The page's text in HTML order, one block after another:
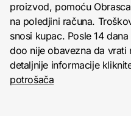
proizvod, pomoću
na poledjini računa.
snosi kupac. Posle 14
doo nije obavezna da vrati
detaljnije informacije
potrošača